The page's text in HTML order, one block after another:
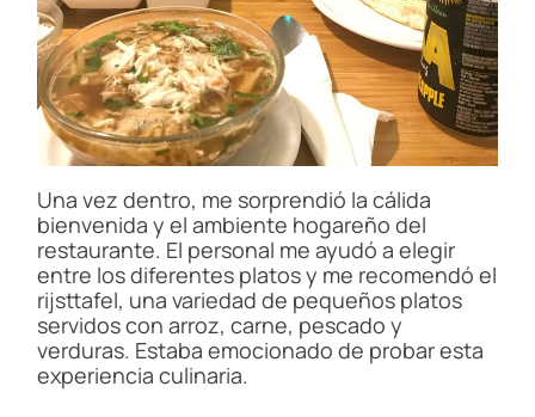
Una vez dentro, me sorprendió la cálida
bienvenida y el ambiente hogareño del
restaurante. El personal me ayudó a elegir
entre los diferentes platos y me recomendó el
rijsttafel, una variedad de pequeños platos
servidos con arroz, carne, pescado y
verduras. Estaba emocionado de probar esta
experiencia culinaria.